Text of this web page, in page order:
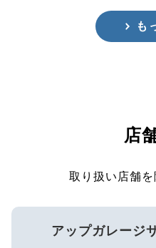
も
店
取り扱い店舗を
アップガレージ